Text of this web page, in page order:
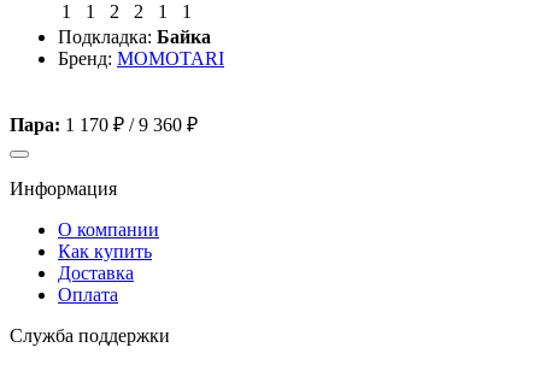
1
1 2 2 1
1
Подкладка: Байка
Бренд: MOMOTARI
Пара: 1 170 ₽ /9 360 ₽
Информация
О компании
Как купить
Доставка
Оплата
Служба поддержки